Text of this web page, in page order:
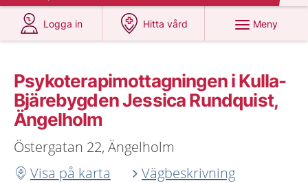
Logga in
på 1177.se
Hitta vård
på 1177.se
Meny
Psykoterapimottagningen i Kulla-
Bjärebygden Jessica Rundquist,
Ängelholm
Östergatan 22, Ängelholm
Visa på karta
Vägbeskrivning